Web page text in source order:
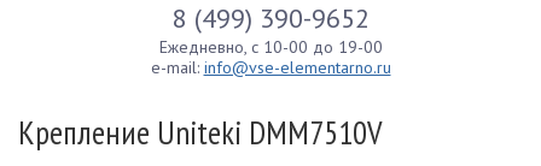
8 (499) 390-9652
Ежедневно, с 10-00 до 19-00
e-mail: info@vse-elementarno.ru
Крепление Uniteki DMM7510V